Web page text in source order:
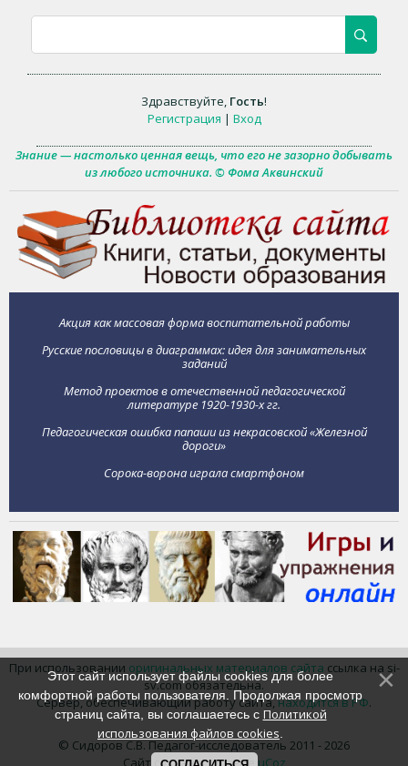
Здравствуйте, Гость!
Регистрация | Вход
Знание — настолько ценная вещь, что его не зазорно добывать
из любого источника. © Фома Аквинский
Акция как массовая форма воспитательной работы
Русские пословицы в диаграммах: идея для занимательных
заданий
Метод проектов в отечественной педагогической
литературе 1920-1930-х гг.
Педагогическая ошибка папаши из некрасовской «Железной
дороги»
Сорока-ворона играла смартфоном
При использовании оригинальных материалов сайта ссылка на si-
sv.com обязательна.
Сервер, обеспечивающий работу сайта,находится в РФ.
© Сидоров С.В. Педагог-исследователь 2011 - 2026
Сайт создан в системе uCoz
Этот сайт использует файлы cookies для более
комфортной работы пользователя. Продолжая просмотр
страниц сайта, вы соглашаетесь с Политикой
использования файлов cookies